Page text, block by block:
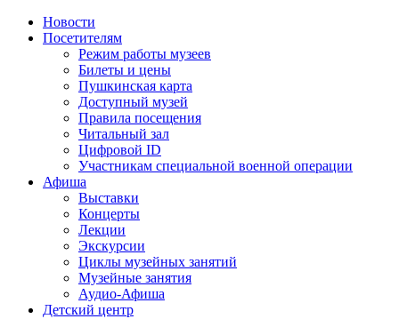
Новости
Посетителям
Режим работы музеев
Билеты и цены
Пушкинская карта
Доступный музей
Правила посещения
Читальный зал
Цифровой ID
Участникам специальной военной операции
Афиша
Выставки
Концерты
Лекции
Экскурсии
Циклы музейных занятий
Музейные занятия
Аудио-Афиша
Детский центр